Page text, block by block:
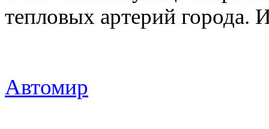
тепловых артерий
Автомир